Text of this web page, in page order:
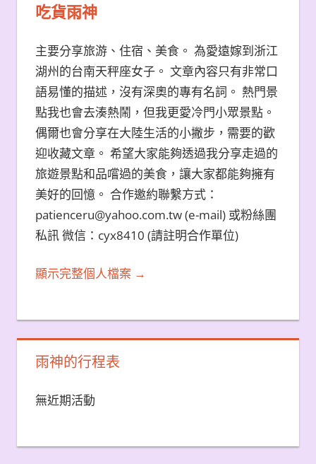
吃貨雨神
主要分享旅游、住宿、美食。 為愛遠嫁到浙江
湖州的台南天秤座女子。 文章內容只有非常口
語易懂的描述，沒有深奧的專有名詞。 熱門景
點我也會去湊熱鬧，但我更愛冷門小眾景點。
偶爾也會分享在大陸生活的小撇步，需要的歡
迎收藏文章。 希望大家能夠透過我分享走過的
旅遊景點和品嚐過的美食，讓大家都能夠擁有
美好的回憶。 合作邀約聯繫方式：
patienceru@yahoo.com.tw (e-mail) 或粉絲團
私訊 微信：cyx8410 (請註明合作單位)
顯示完整個人檔案 →
雨神的行程表
無近期活動